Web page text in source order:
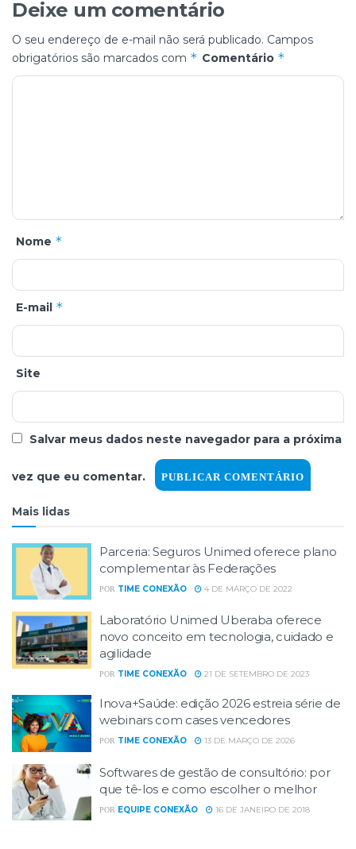
Deixe um comentário
O seu endereço de e-mail não será publicado. Campos
obrigatórios são marcados com * Comentário *
Nome *
E-mail *
Site
Salvar meus dados neste navegador para a próxima
vez que eu comentar.
Mais lidas
Parceria: Seguros Unimed oferece plano
complementar às Federações
POR TIME CONEXÃO 4 DE MARÇO DE 2022
Laboratório Unimed Uberaba oferece
novo conceito em tecnologia, cuidado e
agilidade
POR TIME CONEXÃO 21 DE SETEMBRO DE 2023
Inova+Saúde: edição 2026 estreia série de
webinars com cases vencedores
POR TIME CONEXÃO 13 DE MARÇO DE 2026
Softwares de gestão de consultório: por
que tê-los e como escolher o melhor
POR EQUIPE CONEXÃO 16 DE JANEIRO DE 2018